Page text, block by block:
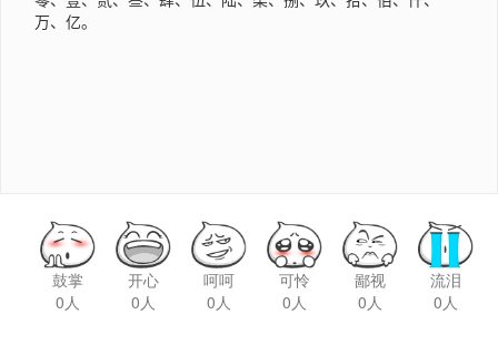
鼓掌
0人
开心
0人
呵呵
0人
可怜
0人
鄙视
0人
流泪
0人